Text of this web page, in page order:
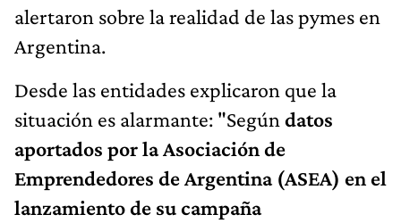
alertaron sobre la realidad de las pymes en
Argentina.
Desde las entidades explicaron que la
situación es alarmante: "Según datos
aportados por la Asociación de
Emprendedores de Argentina (ASEA) en el
lanzamiento de su campaña